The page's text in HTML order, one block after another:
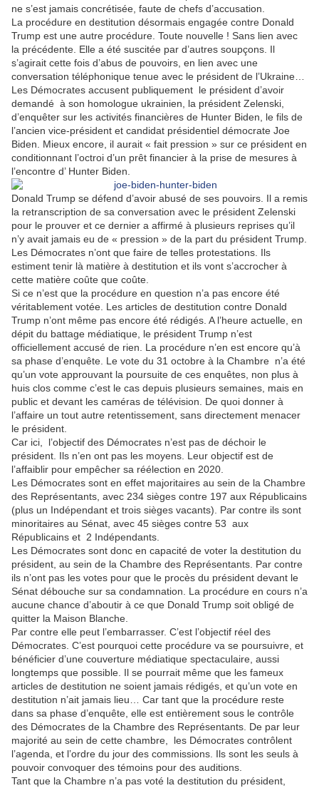
ne s’est jamais concrétisée, faute de chefs d’accusation.
La procédure en destitution désormais engagée contre Donald
Trump est une autre procédure. Toute nouvelle ! Sans lien avec
la précédente. Elle a été suscitée par d’autres soupçons. Il
s’agirait cette fois d’abus de pouvoirs, en lien avec une
conversation téléphonique tenue avec le président de l’Ukraine…
Les Démocrates accusent publiquement le président d’avoir
demandé à son homologue ukrainien, la président Zelenski,
d’enquêter sur les activités financières de Hunter Biden, le fils de
l’ancien vice-président et candidat présidentiel démocrate Joe
Biden. Mieux encore, il aurait « fait pression » sur ce président en
conditionnant l’octroi d’un prêt financier à la prise de mesures à
l’encontre d’ Hunter Biden.
Donald Trump se défend d’avoir abusé de ses pouvoirs. Il a remis
la retranscription de sa conversation avec le président Zelenski
pour le prouver et ce dernier a affirmé à plusieurs reprises qu’il
n’y avait jamais eu de « pression » de la part du président Trump.
Les Démocrates n’ont que faire de telles protestations. Ils
estiment tenir là matière à destitution et ils vont s’accrocher à
cette matière coûte que coûte.
Si ce n’est que la procédure en question n’a pas encore été
véritablement votée. Les articles de destitution contre Donald
Trump n’ont même pas encore été rédigés. A l’heure actuelle, en
dépit du battage médiatique, le président Trump n’est
officiellement accusé de rien. La procédure n’en est encore qu’à
sa phase d’enquête. Le vote du 31 octobre à la Chambre n’a été
qu’un vote approuvant la poursuite de ces enquêtes, non plus à
huis clos comme c’est le cas depuis plusieurs semaines, mais en
public et devant les caméras de télévision. De quoi donner à
l’affaire un tout autre retentissement, sans directement menacer
le président.
Car ici,
l’objectif des Démocrates n’est pas de déchoir le
président. Ils n’en ont pas les moyens. Leur objectif est de
l’affaiblir pour empêcher sa réélection en 2020.
Les Démocrates sont en effet majoritaires au sein de la Chambre
des Représentants, avec 234 sièges contre 197 aux Républicains
(plus un Indépendant et trois sièges vacants). Par contre ils sont
minoritaires au Sénat, avec 45 sièges contre 53 aux
Républicains et 2 Indépendants.
Les Démocrates sont donc en capacité de voter la destitution du
président, au sein de la Chambre des Représentants. Par contre
ils n’ont pas les votes pour que le procès du président devant le
Sénat débouche sur sa condamnation. La procédure en cours n’a
aucune chance d’aboutir à ce que Donald Trump soit obligé de
quitter la Maison Blanche.
Par contre elle peut l’embarrasser. C’est l’objectif réel des
Démocrates. C’est pourquoi cette procédure va se poursuivre, et
bénéficier d’une couverture médiatique spectaculaire, aussi
longtemps que possible. Il se pourrait même que les fameux
articles de destitution ne soient jamais rédigés, et qu’un vote en
destitution n’ait jamais lieu… Car tant que la procédure reste
dans sa phase d’enquête, elle est entièrement sous le contrôle
des Démocrates de la Chambre des Représentants. De par leur
majorité au sein de cette chambre, les Démocrates contrôlent
l’agenda, et l’ordre du jour des commissions. Ils sont les seuls à
pouvoir convoquer des témoins pour des auditions.
Tant que la Chambre n’a pas voté la destitution du président,